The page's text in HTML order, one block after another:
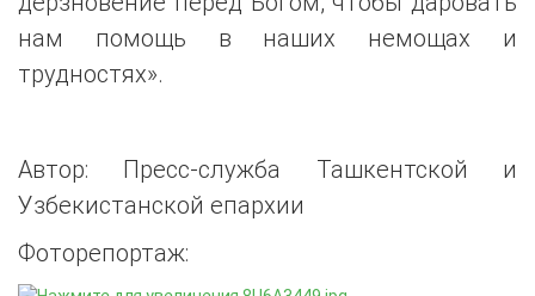
нам помощь в наших немощах и
трудностях».
Автор: Пресс-служба Ташкентской и
Узбекистанской епархии
Фоторепортаж: